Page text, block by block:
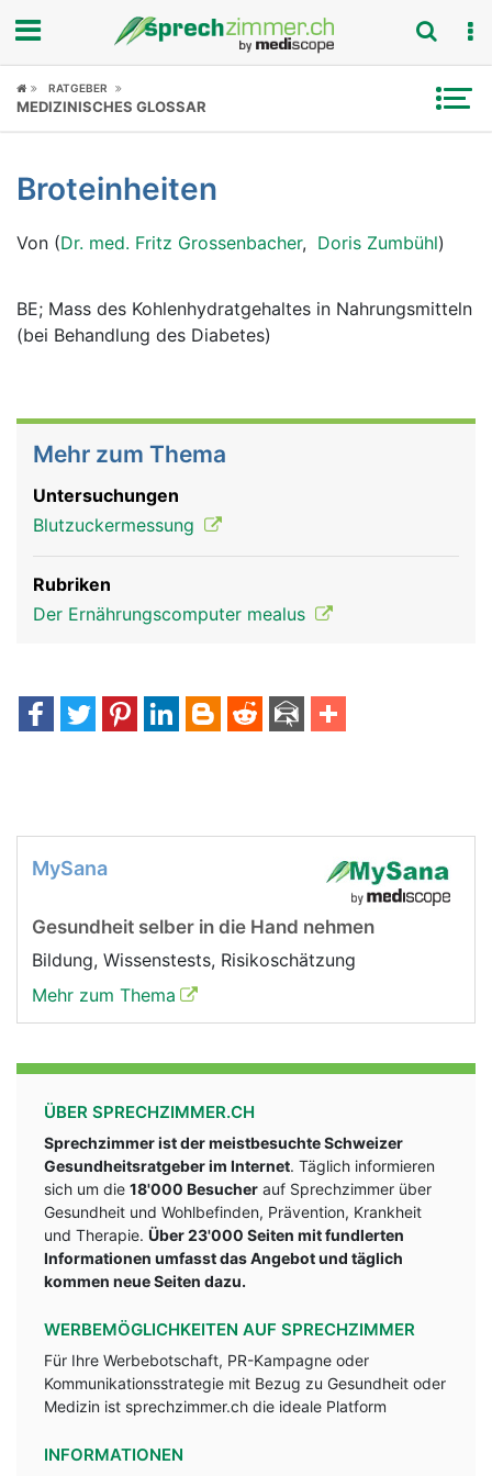
Fokus
Symptome
Untersuchungen
News
RATGEBER
MEDIZINISCHES GLOSSAR
Broteinheiten
Von (Dr. med. Fritz Grossenbacher, Doris Zumbühl)
BE; Mass des Kohlenhydratgehaltes in Nahrungsmitteln
(bei Behandlung des Diabetes)
Mehr zum Thema
Untersuchungen
Blutzuckermessung
Rubriken
Der Ernährungscomputer mealus
MySana
Gesundheit selber in die Hand nehmen
Bildung, Wissenstests, Risikoschätzung
Mehr zum Thema
ÜBER SPRECHZIMMER.CH
Sprechzimmer ist der meistbesuchte Schweizer
Gesundheitsratgeber im Internet. Täglich informieren
sich um die 18'000 Besucher auf Sprechzimmer über
Gesundheit und Wohlbefinden, Prävention, Krankheit
und Therapie. Über 23'000 Seiten mit fundlerten
Informationen umfasst das Angebot und täglich
kommen neue Seiten dazu.
WERBEMÖGLICHKEITEN AUF SPRECHZIMMER
Für Ihre Werbebotschaft, PR-Kampagne oder
Kommunikationsstrategie mit Bezug zu Gesundheit oder
Medizin ist sprechzimmer.ch die ideale Platform
INFORMATIONEN